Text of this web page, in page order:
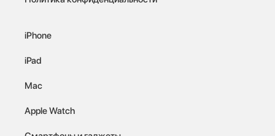
iPhone
iPad
Mac
Apple Watch